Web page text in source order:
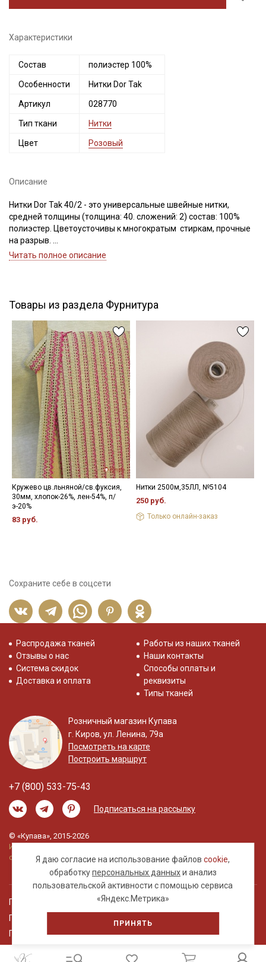
Характеристики
Состав полиэстер 100%
Особенности Нитки Dor Tak
Артикул 028770
Тип ткани Нитки
Цвет Розовый
Описание
Нитки Dor Tak 40/2 - это универсальные швейные нитки,
средней толщины (толщина: 40. сложений: 2) состав: 100%
полиэстер. Цветоусточивы к многократым стиркам, прочные
на разрыв.
Если требуется подбор цвета — наш менеджер подберет для
Читать полное описание
Товары из раздела Фурнитура
Кружево цв.льняной/св.фуксия,
30мм, хлопок-26%, лен-54%, п/
э-20%
83 руб.
Нитки 2500м,35ЛЛ, №5104
250 руб.
Только онлайн-заказ
Сохраните себе в соцсети
Я даю согласие на использование файловcookie,
обработкуперсональных данныхи анализ
пользовательской активности с помощью сервиса
«Яндекс.Метрика»
ПРИНЯТЬ
Распродажа тканей
Отзывы о нас
Система скидок
Доставка и оплата
Работы из наших тканей
Наши контакты
Способы оплаты и
реквизиты
Типы тканей
Розничный магазин Купава
г. Киров, ул. Ленина, 79а
Посмотреть на карте
Построить маршрут
+7 (800) 533-75-43
Подписаться на рассылку
© «Купава», 2015-2026
Информация на сайте не является публичной
офертой.
Правовая информация
Политика обработки персональных данных
Пользовательское соглашение
Секретная рассылка от Купава
Мы публикуем здесь дополнительные
промокоды и скидки до 30% на узкие
Электронная почта
Подписаться
Ознакомлен(а) с
данных
данных